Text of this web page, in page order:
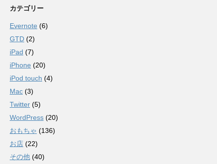
カテゴリー
Evernote (6)
GTD (2)
iPad (7)
iPhone (20)
iPod touch (4)
Mac (3)
Twitter (5)
WordPress (20)
おもちゃ (136)
お店 (22)
その他 (40)